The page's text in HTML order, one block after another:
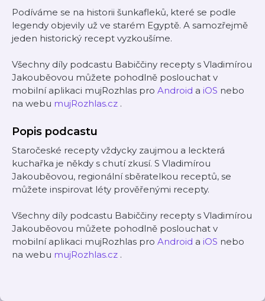
Podíváme se na historii šunkafleků, které se podle
legendy objevily už ve starém Egyptě. A samozřejmě
jeden historický recept vyzkoušíme.
Všechny díly podcastu Babiččiny recepty s Vladimírou
Jakouběovou můžete pohodlně poslouchat v
mobilní aplikaci mujRozhlas pro Android a iOS nebo
na webu mujRozhlas.cz .
Popis podcastu
Staročeské recepty vždycky zaujmou a leckterá
kuchařka je někdy s chutí zkusí. S Vladimírou
Jakouběovou, regionální sběratelkou receptů, se
můžete inspirovat léty prověřenými recepty.
Všechny díly podcastu Babiččiny recepty s Vladimírou
Jakouběovou můžete pohodlně poslouchat v
mobilní aplikaci mujRozhlas pro Android a iOS nebo
na webu mujRozhlas.cz .